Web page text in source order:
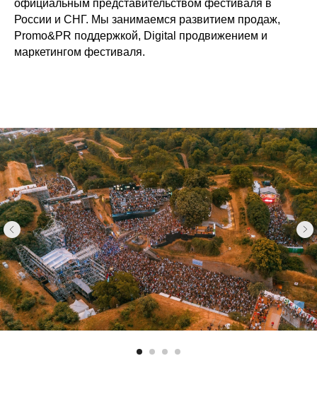
официальным представительством фестиваля в
России и СНГ. Мы занимаемся развитием продаж,
Promo&PR поддержкой, Digital продвижением и
маркетингом фестиваля.